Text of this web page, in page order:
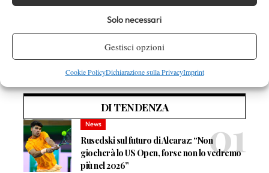
Solo necessari
Gestisci opzioni
Cookie PolicyDichiarazione sulla PrivacyImprint
Nessun commento
Devi essereconnessoper inviare un commento.
DI TENDENZA
News
Rusedski sul futuro di Alcaraz: “Non
giocherà lo US Open, forse non lo vedremo
più nel 2026”